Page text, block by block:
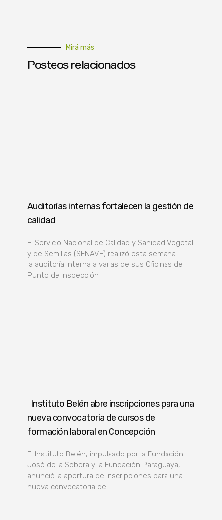
Mirá más
Posteos relacionados
Auditorías internas fortalecen la gestión de
calidad
El Servicio Nacional de Calidad y Sanidad Vegetal
y de Semillas (SENAVE) realizó esta semana
la auditoría interna a varias de sus Oficinas de
Punto de Inspección
Instituto Belén abre inscripciones para una
nueva convocatoria de cursos de
formación laboral en Concepción
El Instituto Belén, impulsado por la Fundación
José de la Sobera y la Fundación Paraguaya,
anunció la apertura de inscripciones para una
nueva convocatoria de